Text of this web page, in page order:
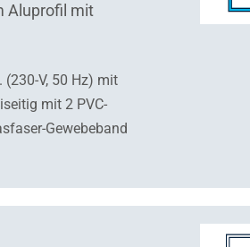
Aluprofil mit
V, 50 Hz) mit
mit 2 PVC-
Gewebeband